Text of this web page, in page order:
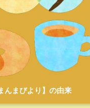
んまびより】の由来